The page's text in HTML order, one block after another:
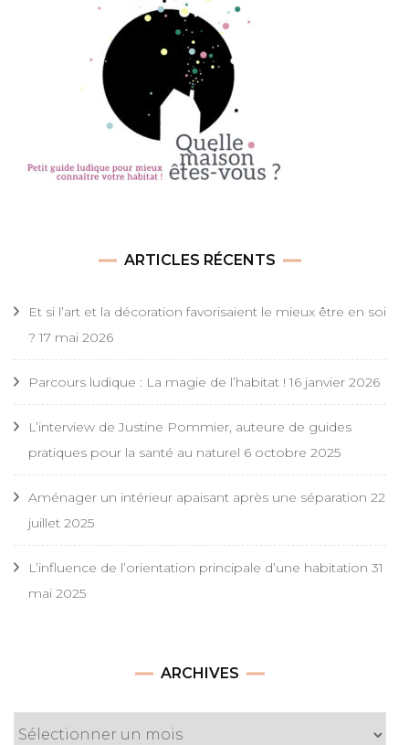
ARTICLES RÉCENTS
Et si l’art et la décoration favorisaient le mieux être en soi
? 17 mai 2026
Parcours ludique : La magie de l’habitat ! 16 janvier 2026
L’interview de Justine Pommier, auteure de guides
pratiques pour la santé au naturel 6 octobre 2025
Aménager un intérieur apaisant après une séparation 22
juillet 2025
L’influence de l’orientation principale d’une habitation 31
mai 2025
ARCHIVES
Archives